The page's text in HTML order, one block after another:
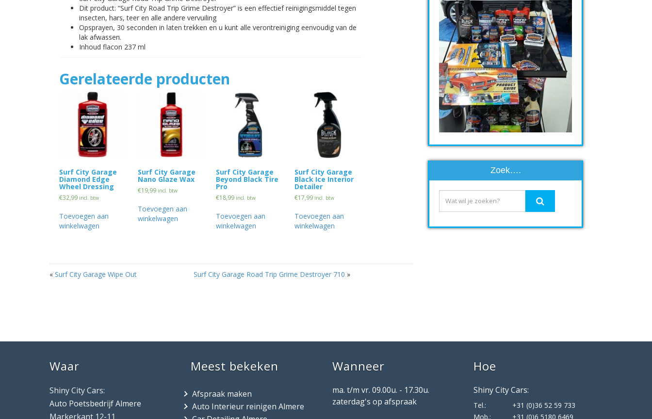
Dit product: “Surf City Road Trip Grime Destroyer” is een effectief reinigingsmiddel tegen
insecten, hars, teer en alle andere vervuiling
Opsprayen, 30 seconden in laten trekken en u kunt alle verontreiniging eenvoudig van de
lak afwassen.
Inhoud flacon 237 ml
Gerelateerde producten
Surf City Garage
Diamond Edge
Wheel Dressing
€32,99 incl. btw
Toevoegen aan
winkelwagen
Surf City Garage
Nano Glaze Wax
€19,99 incl. btw
Toevoegen aan
winkelwagen
Surf City Garage
Beyond Black Tire
Pro
€18,99 incl. btw
Toevoegen aan
winkelwagen
Surf City Garage
Black Ice Interior
Detailer
€17,99 incl. btw
Toevoegen aan
winkelwagen
« Surf City Garage Wipe Out Surf City Garage Road Trip Grime Destroyer 710 »
Zoek….
Waar
Shiny City Cars:
Auto Poetsbedrijf Almere
Markerkant 12-11
Meest bekeken
Afspraak maken
Auto Interieur reinigen Almere
Wanneer
ma. t/m vr. 09.00u. - 17.30u.
zaterdag's op afspraak
Hoe
Shiny City Cars:
Tel.:
+31 (0)36 52 59 733
Mob.:
+31 (0)6 5180 6469